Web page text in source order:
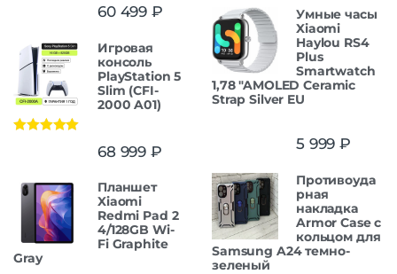
60 499 ₽
Игровая
консоль
PlayStation 5
Slim (CFI-
2000 A01)
68 999 ₽
Планшет
Xiaomi
Redmi Pad 2
4/128GB Wi-
Fi Graphite
Gray
Умные часы
Xiaomi
Haylou RS4
Plus
Smartwatch
1,78 "AMOLED Ceramic
Strap Silver EU
5 999 ₽
Противоуда
рная
накладка
Armor Case с
кольцом для
Samsung A24 темно-
зеленый